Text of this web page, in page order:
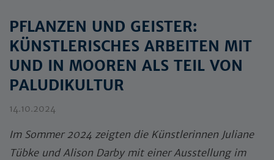
PFLANZEN UND GEISTER:
KÜNSTLERISCHES ARBEITEN MIT
UND IN MOOREN ALS TEIL VON
PALUDIKULTUR
14.10.2024
Im Sommer 2024 zeigten die Künstlerinnen Juliane
Tübke und Alison Darby mit einer Ausstellung im